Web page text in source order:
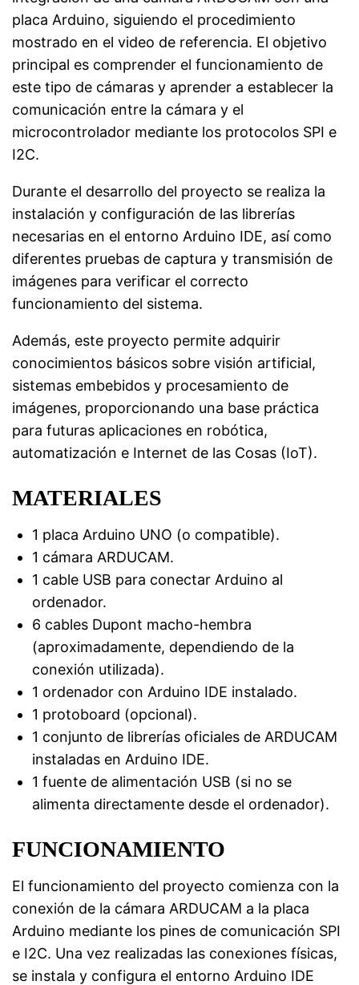
placa Arduino, siguiendo el procedimiento
mostrado en el video de referencia. El objetivo
principal es comprender el funcionamiento de
este tipo de cámaras y aprender a establecer la
comunicación entre la cámara y el
microcontrolador mediante los protocolos SPI e
I2C.
Durante el desarrollo del proyecto se realiza la
instalación y configuración de las librerías
necesarias en el entorno Arduino IDE, así como
diferentes pruebas de captura y transmisión de
imágenes para verificar el correcto
funcionamiento del sistema.
Además, este proyecto permite adquirir
conocimientos básicos sobre visión artificial,
sistemas embebidos y procesamiento de
imágenes, proporcionando una base práctica
para futuras aplicaciones en robótica,
automatización e Internet de las Cosas (IoT).
MATERIALES
1 placa Arduino UNO (o compatible).
1 cámara ARDUCAM.
1 cable USB para conectar Arduino al
ordenador.
6 cables Dupont macho-hembra
(aproximadamente, dependiendo de la
conexión utilizada).
1 ordenador con Arduino IDE instalado.
1 protoboard (opcional).
1 conjunto de librerías oficiales de ARDUCAM
instaladas en Arduino IDE.
1 fuente de alimentación USB (si no se
alimenta directamente desde el ordenador).
FUNCIONAMIENTO
El funcionamiento del proyecto comienza con la
conexión de la cámara ARDUCAM a la placa
Arduino mediante los pines de comunicación SPI
e I2C. Una vez realizadas las conexiones físicas,
se instala y configura el entorno Arduino IDE